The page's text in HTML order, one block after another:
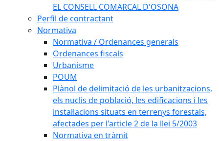
EL CONSELL COMARCAL D'OSONA
Perfil de contractant
Normativa
Normativa / Ordenances generals
Ordenances fiscals
Urbanisme
POUM
Plànol de delimitació de les urbanitzacions,
els nuclis de població, les edificacions i les
instal·lacions situats en terrenys forestals,
afectades per l'article 2 de la llei 5/2003
Normativa en tràmit